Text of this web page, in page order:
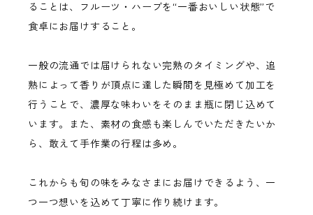
バジル
ることは、フルーツ・ハーブを“一番おいしい状態”で
食卓にお届けすること。
一般の流通では届けられない完熟のタイミングや、追
熟によって香りが頂点に達した瞬間を見極めて加工を
行うことで、濃厚な味わいをそのまま瓶に閉じ込めて
います。また、素材の食感も楽しんでいただきたいか
ら、敢えて手作業の行程は多め。
これからも旬の味をみなさまにお届けできるよう、一
つ一つ想いを込めて丁寧に作り続けます。